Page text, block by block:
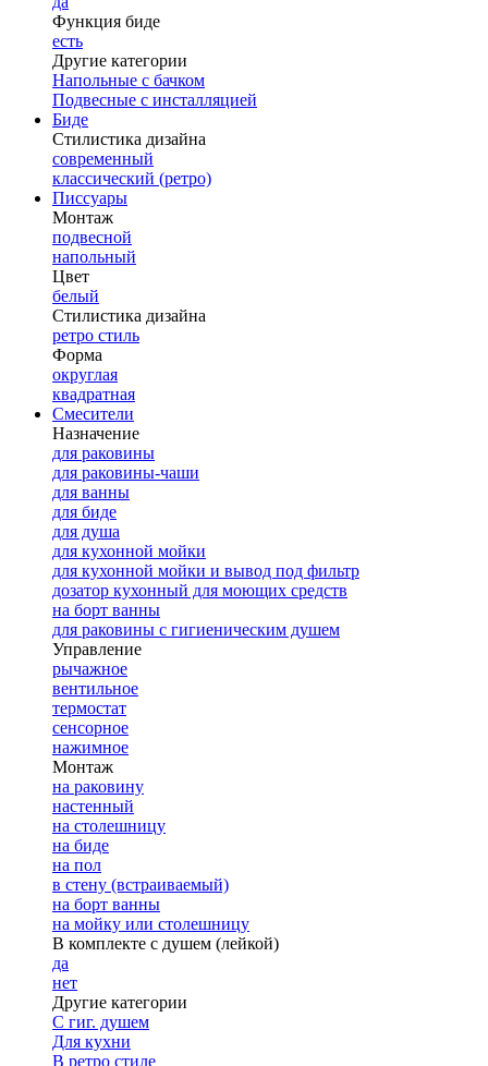
Функция биде
есть
Другие категории
Напольные с бачком
Подвесные с инсталляцией
Биде
Стилистика дизайна
современный
классический (ретро)
Писсуары
Монтаж
подвесной
напольный
Цвет
белый
Стилистика дизайна
ретро стиль
Форма
округлая
квадратная
Смесители
Назначение
для раковины
для раковины-чаши
для ванны
для биде
для душа
для кухонной мойки
для кухонной мойки и вывод под фильтр
дозатор кухонный для моющих средств
на борт ванны
для раковины с гигиеническим душем
Управление
рычажное
вентильное
термостат
сенсорное
нажимное
Монтаж
на раковину
настенный
на столешницу
на биде
на пол
в стену (встраиваемый)
на борт ванны
на мойку или столешницу
В комплекте с душем (лейкой)
да
нет
Другие категории
С гиг. душем
Для кухни
В ретро стиле